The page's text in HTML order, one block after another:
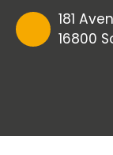
181
16800